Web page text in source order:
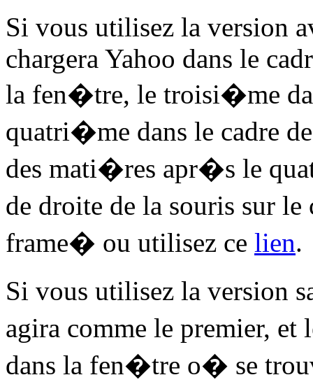
Si vous utilisez la version
chargera Yahoo dans le
la fen�tre, le troisi�me
quatri�me dans le cadre
des mati�res apr�s le
de droite de la souris sur
frame� ou utilisez ce lien.
Si vous utilisez la version
agira comme le premier,
dans la fen�tre o� se